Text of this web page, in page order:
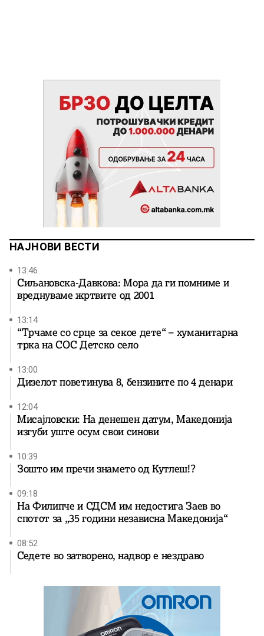
НАЈНОВИ ВЕСТИ
13:46
Сиљановска-Давкова: Мора да ги помниме и
вреднуваме жртвите од 2001
13:14
“Трчаме со срце за секое дете“ – хуманитарна
трка на СОС Детско село
13:00
Дизелот поветинува 8, бензините по 4 денари
12:04
Мисајловски: На денешен датум, Македонија
изгуби уште осум свои синови
10:39
Зошто им пречи знамето од Кутлеш!?
09:18
На Филипче и СДСМ им недостига Заев во
спотот за „35 години независна Македонија“
08:52
Седете во затворено, надвор е нездраво